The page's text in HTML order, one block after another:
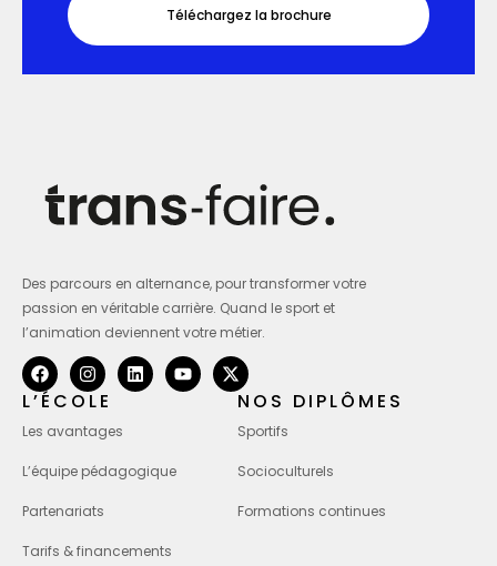
Téléchargez la brochure
Des parcours en alternance, pour transformer votre
passion en véritable carrière. Quand le sport et
l’animation deviennent votre métier.
L’ÉCOLE
Les avantages
L’équipe pédagogique
Partenariats
Tarifs & financements
NOS DIPLÔMES
Sportifs
Socioculturels
Formations continues